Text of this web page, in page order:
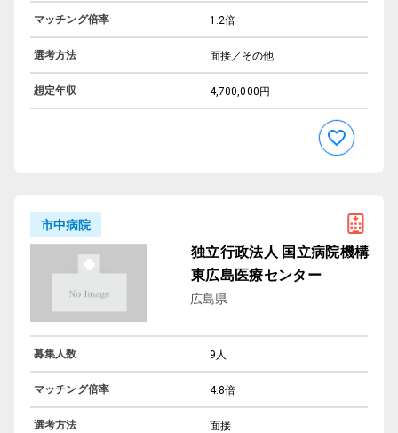
マッチング倍率 1.2倍
選考方法 面接／その他
想定年収 4,700,000円
市中病院
独立行政法人 国立病院機構
東広島医療センター
広島県
募集人数 9人
マッチング倍率 4.8倍
選考方法 面接